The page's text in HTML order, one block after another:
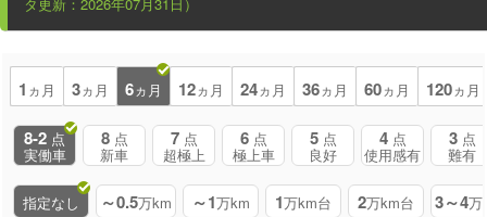
1 ヵ月 3ヵ月 6ヵ月 12ヵ月 24ヵ月 36ヵ月 60ヵ月 120ヵ月
8-2 点
実働車
8 点
新車
7 点
超極上
6 点
極上車
5 点
良好
4 点
使用感有
3 点
難有
指定なし ～0.5万km ～1万km 1万km台 2万km台 3～4万